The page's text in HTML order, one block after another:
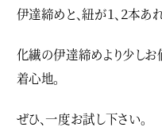
伊達締めと、紐が１、２本あ
化繊の伊達締めより少しお
着心地。
ぜひ、一度お試し下さい。